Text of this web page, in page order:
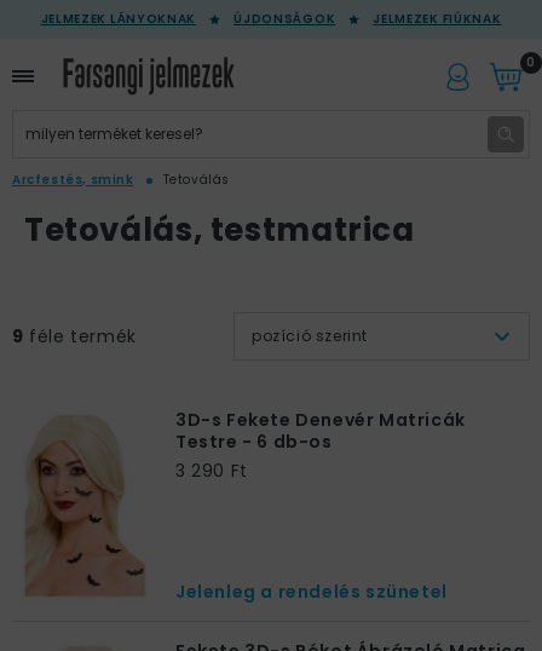
JELMEZEK LÁNYOKNAK ÚJDONSÁGOK JELMEZEK FIÚKNAK
0
Arcfestés, smink Tetoválás
Tetoválás, testmatrica
9 féle termék pozíció szerint
3D-s Fekete Denevér Matricák
Testre - 6 db-os
3 290 Ft
Jelenleg a rendelés szünetel